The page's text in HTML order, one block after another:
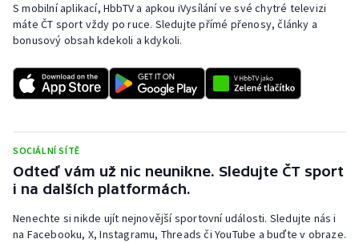
S mobilní aplikací, HbbTV a apkou iVysílání ve své chytré televizi
máte ČT sport vždy po ruce. Sledujte přímé přenosy, články a
bonusový obsah kdekoli a kdykoli.
SOCIÁLNÍ SÍTĚ
Odteď vám už nic neunikne. Sledujte ČT sport
i na dalších platformách.
Nenechte si nikde ujít nejnovější sportovní události. Sledujte nás i
na Facebooku, X, Instagramu, Threads či YouTube a buďte v obraze.